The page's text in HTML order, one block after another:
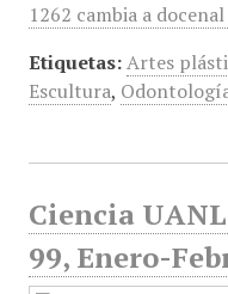
1262 cambia a
Etiquetas: Artes
Escultura,
Ciencia
99, Enero-